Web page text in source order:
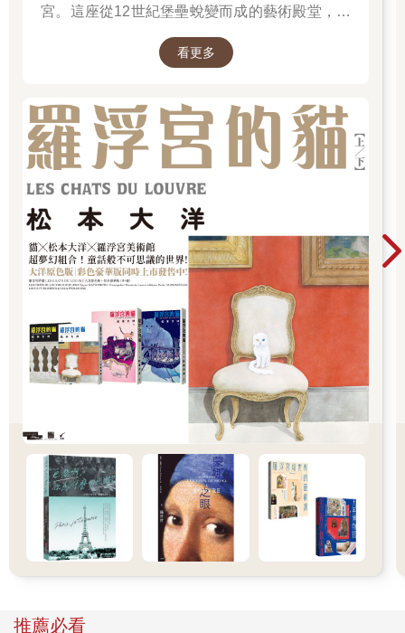
information within the frame, translating intricate and rich
detail that mimics how our eyes perceive the real world.
The vivid and richly detailed color images in ‘Afterwards’ signify a
longing for an advanced high-tech society in the future. The de-
saturated black-and-white images aim to reduce the photorealistic
impression of the photographic process. The black-and-white
images represent reality but challenge the tonal aesthetic of
traditional film-based photography. Overall contrast is softened in
the black- and-white images, highlights are intentionally
overexposed, focus is softened, and a dizzying sense of motion is
created which diminishes a connection with reality.
In ‘Afterwards,’ the recurring profile of a person’s back subtly
narrates thedark stories and politically obscured events hidden
behind the subjects, through seemingly tranquil images. Scattered
throughout the series, small black squares, representing the
smallest units in digital technology, illustrate the relentless
pressure of artificial intelligence “machines and computer people"
and the imminent threats from cybercrime and cyberwarfare. A
nightmarish scenario.
Opening ‘Afterwards’
Color and black-and-white images intermingle, where reality and
illusion coexist. The color images, symbolizing brightness,
positivity, and an ideal state, are not confined to a single hue or
subject. They are brimming with rich visual information, full of
textural depth, and possess an endless visual rhythm that flows
through time. The everyday black-and-white scenes expose the
Flipping through ‘Afterwards'
宮。這座從12世紀堡壘蛻變而成的藝術殿堂，收
一起深入探尋羅浮宮八百年的歷史、珍藏的秘密
看更多
推薦必看